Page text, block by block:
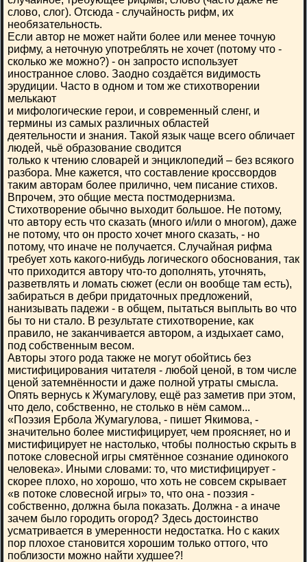
слово, слог). Отсюда - случайность рифм, их
необязательность.
Если автор не может найти более или менее точную
рифму, а неточную употреблять не хочет (потому что -
сколько же можно?) - он запросто использует
иностранное слово. Заодно создаётся видимость
эрудиции. Часто в одном и том же стихотворении
мелькают
и мифологические герои, и современный сленг, и
термины из самых различных областей
деятельности и знания. Такой язык чаще всего обличает
людей, чьё образование сводится
только к чтению словарей и энциклопедий – без всякого
разбора. Мне кажется, что составление кроссвордов
таким авторам более прилично, чем писание стихов.
Впрочем, это общие места постмодернизма.
Стихотворение обычно выходит большое. Не потому,
что автору есть что сказать (много и/или о многом), даже
не потому, что он просто хочет много сказать, - но
потому, что иначе не получается. Случайная рифма
требует хоть какого-нибудь логического обоснования, так
что приходится автору что-то дополнять, уточнять,
разветвлять и ломать сюжет (если он вообще там есть),
забираться в дебри придаточных предложений,
нанизывать падежи - в общем, пытаться выплыть во что
бы то ни стало. В результате стихотворение, как
правило, не заканчивается автором, а издыхает само,
под собственным весом.
Авторы этого рода также не могут обойтись без
мистифицирования читателя - любой ценой, в том числе
ценой затемнённости и даже полной утраты смысла.
Опять вернусь к Жумагулову, ещё раз заметив при этом,
что дело, собственно, не столько в нём самом...
«Поэзия Ербола Жумагулова, - пишет Якимова, -
значительно более мистифицирует, чем проясняет, но и
мистифицирует не настолько, чтобы полностью скрыть в
потоке словесной игры смятённое сознание одинокого
человека». Иными словами: то, что мистифицирует -
скорее плохо, но хорошо, что хоть не совсем скрывает
«в потоке словесной игры» то, что она - поэзия -
собственно, должна была показать. Должна - а иначе
зачем было городить огород? Здесь достоинство
усматривается в умеренности недостатка. Но с каких
пор плохое становится хорошим только оттого, что
поблизости можно найти худшее?!